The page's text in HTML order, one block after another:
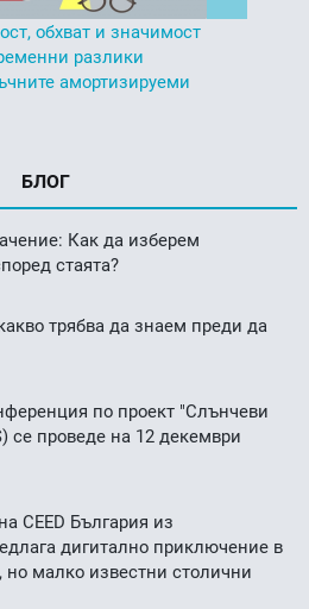
обхват и значимост
разлики
амортизируеми
БЛОГ
Как да изберем
стаята?
трябва да знаем преди да
по проект "Слънчеви
се проведе на 12 декември
CEED България из
дигитално приключение в
малко известни столични